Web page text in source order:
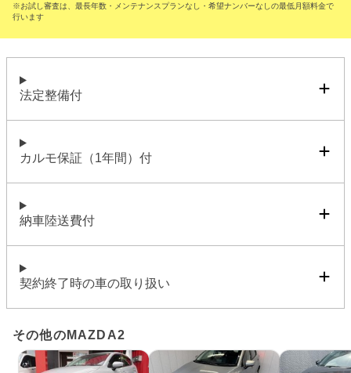
※お試し審査は、最長年数・メンテナンスプランなし・希望ナンバーなしの最低月額料金で
行います
法定整備付
カルモ保証（1年間）付
納車陸送費付
契約終了時の車の取り扱い
その他のMAZDA2